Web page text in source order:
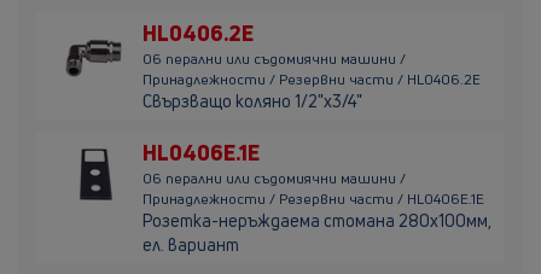
HL0406.2E
06 перални или съдомиячни машини /
Принадлежности / Резервни части / HL0406.2E
Свързващо коляно 1/2"х3/4"
HL0406E.1E
06 перални или съдомиячни машини /
Принадлежности / Резервни части / HL0406E.1E
Розетка-неръждаема стомана 280х100мм,
ел. вариант